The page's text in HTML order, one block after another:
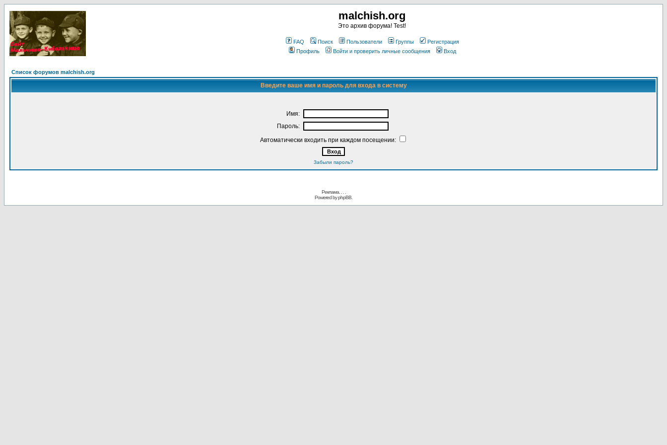
malchish.org
Это архив форума! Test!
FAQ Поиск Пользователи Группы
Регистрация
Профиль
Войти и проверить личные сообщения Вход
Список форумов malchish.org
Введите ваше имя и пароль для входа в систему
Имя:
Пароль:
Автоматически входить при каждом посещении:
Забыли пароль?
Реклама. . .
Powered byphpBB.